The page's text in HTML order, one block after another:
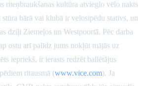
riteņbraukšanas kultūra atvieglo vēlo nakts
bārā vai klubā ir velosipēdu statīvs, un
dziļi Ziemeļos un Westpoortā. Pēc darba
ostu arī palīdz jums nokļūt mājās uz
iepriekš, ir ierasts redzēt ballētājus
rītausmā (www.vice.com). Ja